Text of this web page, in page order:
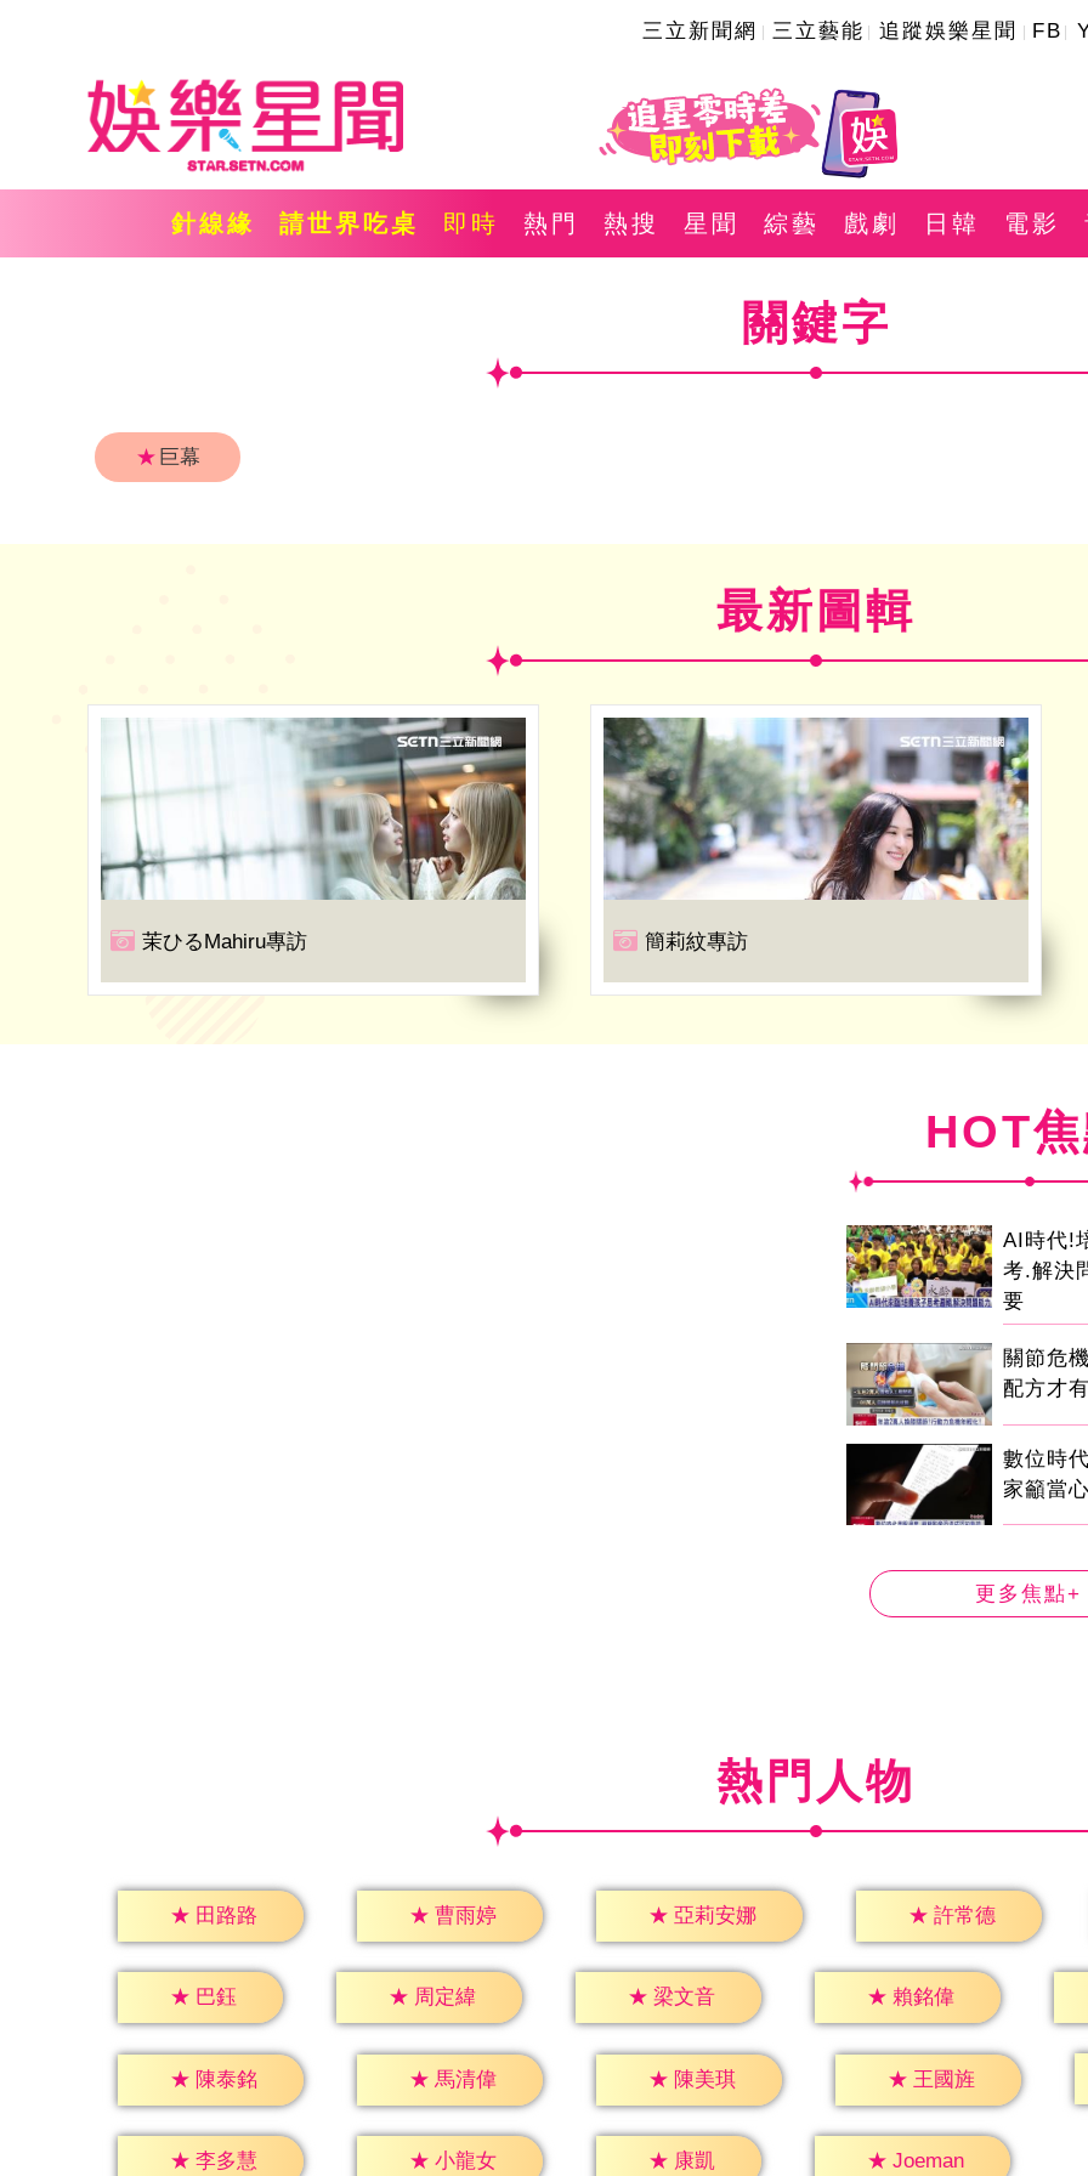
三立新聞網 三立藝能 追蹤娛樂星聞 FB
針線緣 請世界吃桌 即時 熱門 熱搜 星聞 綜藝 戲劇 日韓 電影
關鍵字
★ 巨幕
最新圖輯
茉ひるMahiru專訪 簡莉紋專訪
HOT
AI時代!
考.解決
要
關節危
配方才
數位時
家籲當
更多焦點+
熱門人物
★ 田路路 ★ 曹雨婷 ★ 亞莉安娜 ★ 許常德
★ 巴鈺 ★ 周定緯 ★ 梁文音 ★ 賴銘偉
★ 陳泰銘 ★ 馬清偉 ★ 陳美琪 ★ 王國旌
★ 李多慧 ★ 小龍女 ★ 康凱 ★ Joeman